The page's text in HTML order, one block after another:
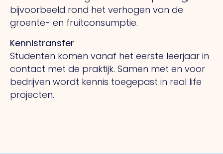
bijvoorbeeld rond het verhogen van de
groente- en fruitconsumptie.
Kennistransfer
Studenten komen vanaf het eerste leerjaar in
contact met de praktijk. Samen met en voor
bedrijven wordt kennis toegepast in real life
projecten.